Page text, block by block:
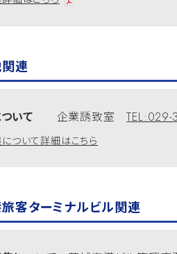
連
いて 企業誘致室TEL:029-
ついて詳細はこちら
客ターミナルビル関連